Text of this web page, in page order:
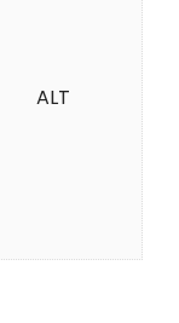
ALT